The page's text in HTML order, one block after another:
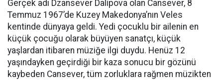
Gerçek adı Dzansever Dalipova olan Cansever, 8
Temmuz 1967’de Kuzey Makedonya’nın Veles
kentinde dünyaya geldi. Yedi çocuklu bir ailenin en
küçük çocuğu olarak büyüyen sanatçı, küçük
yaşlardan itibaren müziğe ilgi duydu. Henüz 12
yaşındayken geçirdiği bir kaza sonucu bir gözünü
kaybeden Cansever, tüm zorluklara rağmen müzikten